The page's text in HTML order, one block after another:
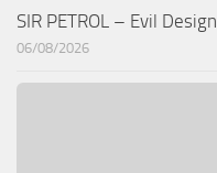
SIR PETROL – Evil Design
06/08/2026